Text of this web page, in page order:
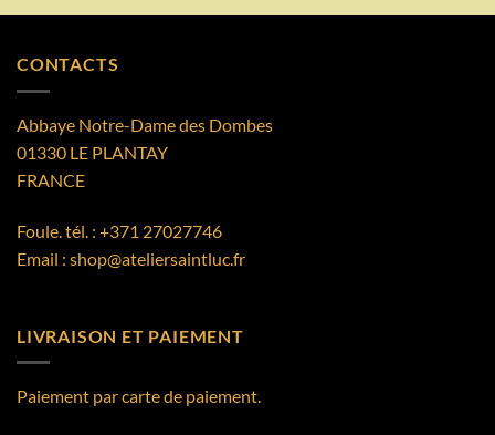
CONTACTS
Abbaye Notre-Dame des Dombes
01330 LE PLANTAY
FRANCE
Foule. tél. : +371 27027746
Email : shop@ateliersaintluc.fr
LIVRAISON ET PAIEMENT
Paiement par carte de paiement.